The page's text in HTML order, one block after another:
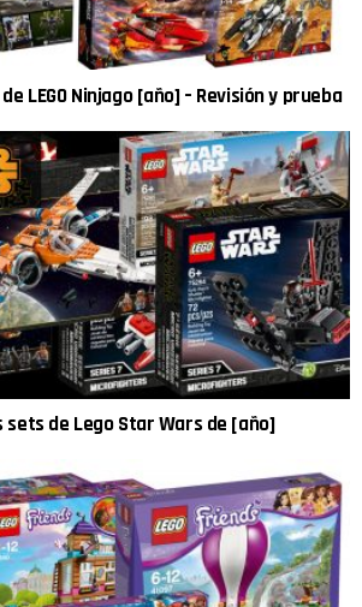
LEGO Ninjago [año] – Revisión y prueba
sets de Lego Star Wars de [año]